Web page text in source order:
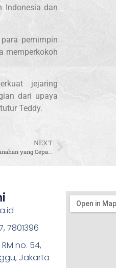
Indonesia dan
pemimpin
memperkokoh
jejaring
dari upaya
Teddy.
NEXT
Bahtra Minta ATR/BPN Hadirkan Layanan Pertanahan yang Cepat, Transparan, dan Akuntabel
7801396
no. 54,
Jakarta